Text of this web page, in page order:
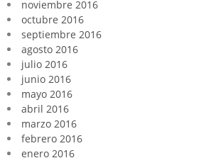
noviembre 2016
octubre 2016
septiembre 2016
agosto 2016
julio 2016
junio 2016
mayo 2016
abril 2016
marzo 2016
febrero 2016
enero 2016